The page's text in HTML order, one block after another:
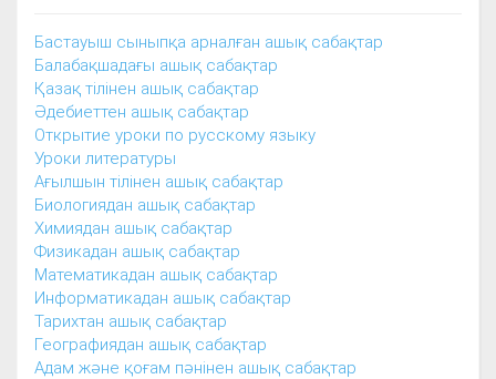
Бастауыш сыныпқа арналған ашық сабақтар
Балабақшадағы ашық сабақтар
Қазақ тілінен ашық сабақтар
Әдебиеттен ашық сабақтар
Открытие уроки по русскому языку
Уроки литературы
Ағылшын тілінен ашық сабақтар
Биологиядан ашық сабақтар
Химиядан ашық сабақтар
Физикадан ашық сабақтар
Математикадан ашық сабақтар
Информатикадан ашық сабақтар
Тарихтан ашық сабақтар
Географиядан ашық сабақтар
Адам және қоғам пәнінен ашық сабақтар